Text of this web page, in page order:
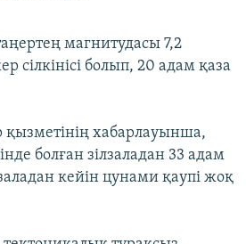
магнитудасы 7,2
сілкінісі болып, 20 адам қаза
хабарлауынша,
болған зілзаладан 33 адам
кейін цунами қаупі жоқ